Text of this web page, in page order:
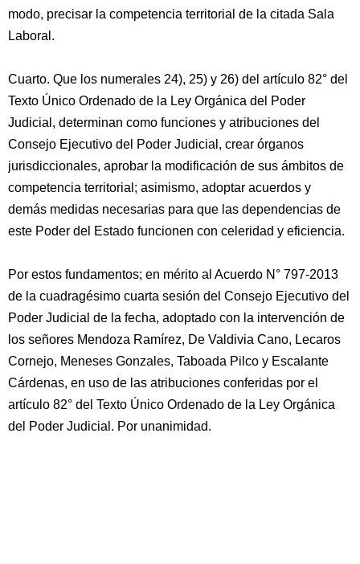
modo, precisar la competencia territorial de la citada Sala
Laboral.
Cuarto. Que los numerales 24), 25) y 26) del artículo 82° del
Texto Único Ordenado de la Ley Orgánica del Poder
Judicial, determinan como funciones y atribuciones del
Consejo Ejecutivo del Poder Judicial, crear órganos
jurisdiccionales, aprobar la modificación de sus ámbitos de
competencia territorial; asimismo, adoptar acuerdos y
demás medidas necesarias para que las dependencias de
este Poder del Estado funcionen con celeridad y eficiencia.
Por estos fundamentos; en mérito al Acuerdo N° 797-2013
de la cuadragésimo cuarta sesión del Consejo Ejecutivo del
Poder Judicial de la fecha, adoptado con la intervención de
los señores Mendoza Ramírez, De Valdivia Cano, Lecaros
Cornejo, Meneses Gonzales, Taboada Pilco y Escalante
Cárdenas, en uso de las atribuciones conferidas por el
artículo 82° del Texto Único Ordenado de la Ley Orgánica
del Poder Judicial. Por unanimidad.